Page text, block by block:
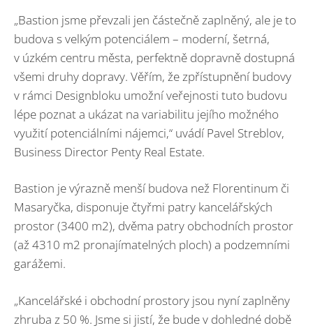
„Bastion jsme převzali jen částečně zaplněný, ale je to
budova s velkým potenciálem – moderní, šetrná,
v úzkém centru města, perfektně dopravně dostupná
všemi druhy dopravy. Věřím, že zpřístupnění budovy
v rámci Designbloku umožní veřejnosti tuto budovu
lépe poznat a ukázat na variabilitu jejího možného
využití potenciálními nájemci,“ uvádí Pavel Streblov,
Business Director Penty Real Estate.
Bastion je výrazně menší budova než Florentinum či
Masaryčka, disponuje čtyřmi patry kancelářských
prostor (3400 m2), dvěma patry obchodních prostor
(až 4310 m2 pronajímatelných ploch) a podzemními
garážemi.
„Kancelářské i obchodní prostory jsou nyní zaplněny
zhruba z 50 %. Jsme si jistí, že bude v dohledné době